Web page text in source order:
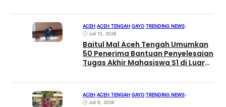
ACEH ACEH TENGAH GAYO TRENDING NEWS•
Juli 13, 2026
Baitul Mal Aceh Tengah Umumkan
50 Penerima Bantuan Penyelesaian
Tugas Akhir Mahasiswa S1 di Luar
ACEH ACEH TENGAH GAYO TRENDING NEWS•
Juli 9, 2026